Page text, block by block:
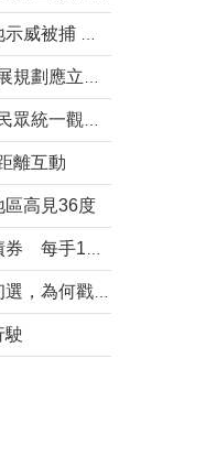
離互動
高見36度
駛